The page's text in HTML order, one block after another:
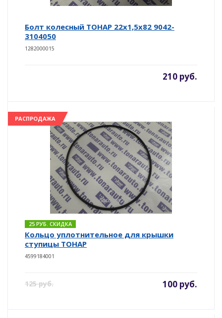
Болт колесный ТОНАР 22х1,5х82 9042-
3104050
1282000015
210 руб.
РАСПРОДАЖА
25 РУБ. СКИДКА
Кольцо уплотнительное для крышки
ступицы ТОНАР
4599184001
125 руб. 100 руб.